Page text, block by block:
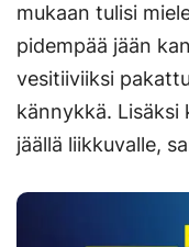
mukaan tulisi
pidempää jään
vesitiiviiksi
kännykkä. Lisäksi
jäällä liikkuvalle,